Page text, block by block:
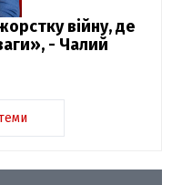
війну, де
- Чалий